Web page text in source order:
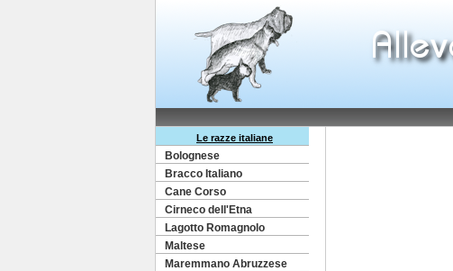
Le razze italiane
Bolognese
Bracco Italiano
Cane Corso
Cirneco dell'Etna
Lagotto Romagnolo
Maltese
Maremmano Abruzzese